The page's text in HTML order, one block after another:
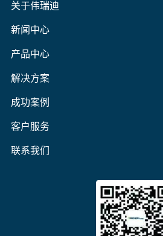
关于伟瑞迪
新闻中心
产品中心
解决方案
成功案例
客户服务
联系我们